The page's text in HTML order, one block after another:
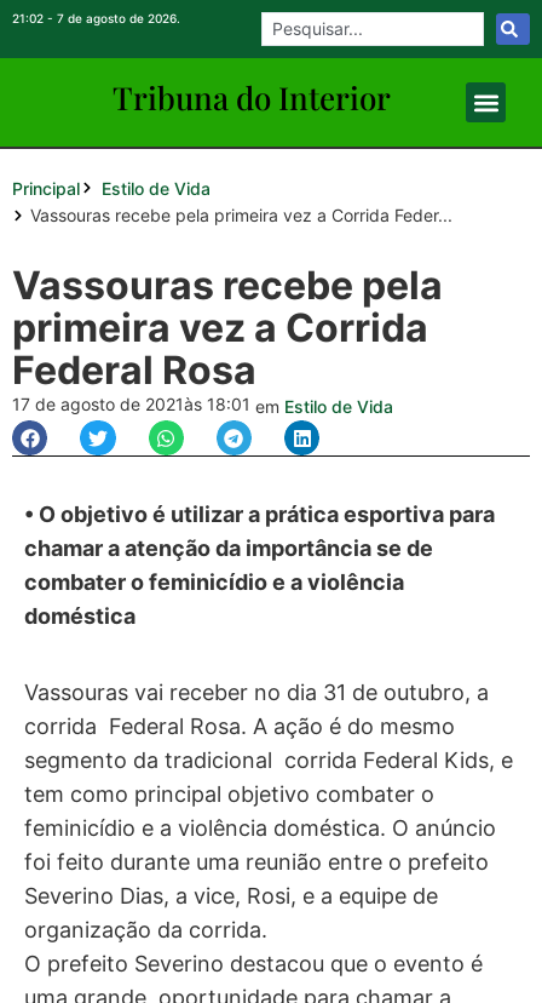
21:02 - 7 de agosto de 2026.
Tribuna do Interior
Principal
Estilo de Vida
Vassouras recebe pela primeira vez a Corrida Feder...
Vassouras recebe pela
primeira vez a Corrida
Federal Rosa
17 de agosto de 2021às 18:01 em Estilo de Vida
• O objetivo é utilizar a prática esportiva para
chamar a atenção da importância se de
combater o feminicídio e a violência
doméstica
Vassouras vai receber no dia 31 de outubro, a
corrida Federal Rosa. A ação é do mesmo
segmento da tradicional corrida Federal Kids, e
tem como principal objetivo combater o
feminicídio e a violência doméstica. O anúncio
foi feito durante uma reunião entre o prefeito
Severino Dias, a vice, Rosi, e a equipe de
organização da corrida.
O prefeito Severino destacou que o evento é
uma grande oportunidade para chamar a